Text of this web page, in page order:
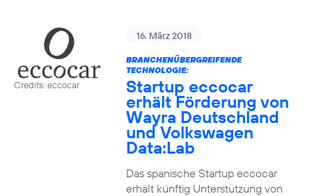
Credits: eccocar
16. März 2018
BRANCHENÜBERGREIFENDE
TECHNOLOGIE:
Startup eccocar
erhält Förderung von
Wayra Deutschland
und Volkswagen
Data:Lab
Das spanische Startup eccocar
erhält künftig Unterstützung von